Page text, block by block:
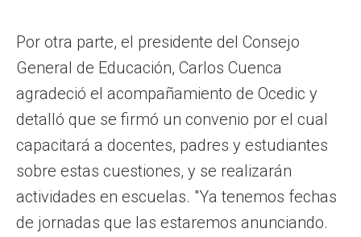
Por otra parte, el presidente del Consejo
General de Educación, Carlos Cuenca
agradeció el acompañamiento de Ocedic y
detalló que se firmó un convenio por el cual
capacitará a docentes, padres y estudiantes
sobre estas cuestiones, y se realizarán
actividades en escuelas. "Ya tenemos fechas
de jornadas que las estaremos anunciando.